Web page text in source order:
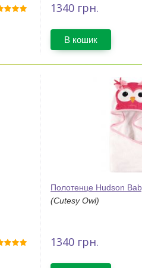
1340 грн.
В кошик
Полотенце Hudson
(Cutesy Owl)
1340 грн.